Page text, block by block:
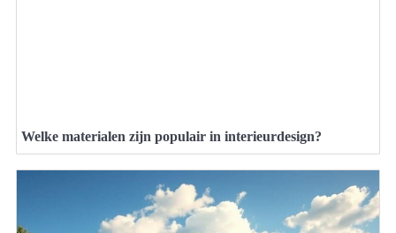
Welke materialen zijn populair in interieurdesign?